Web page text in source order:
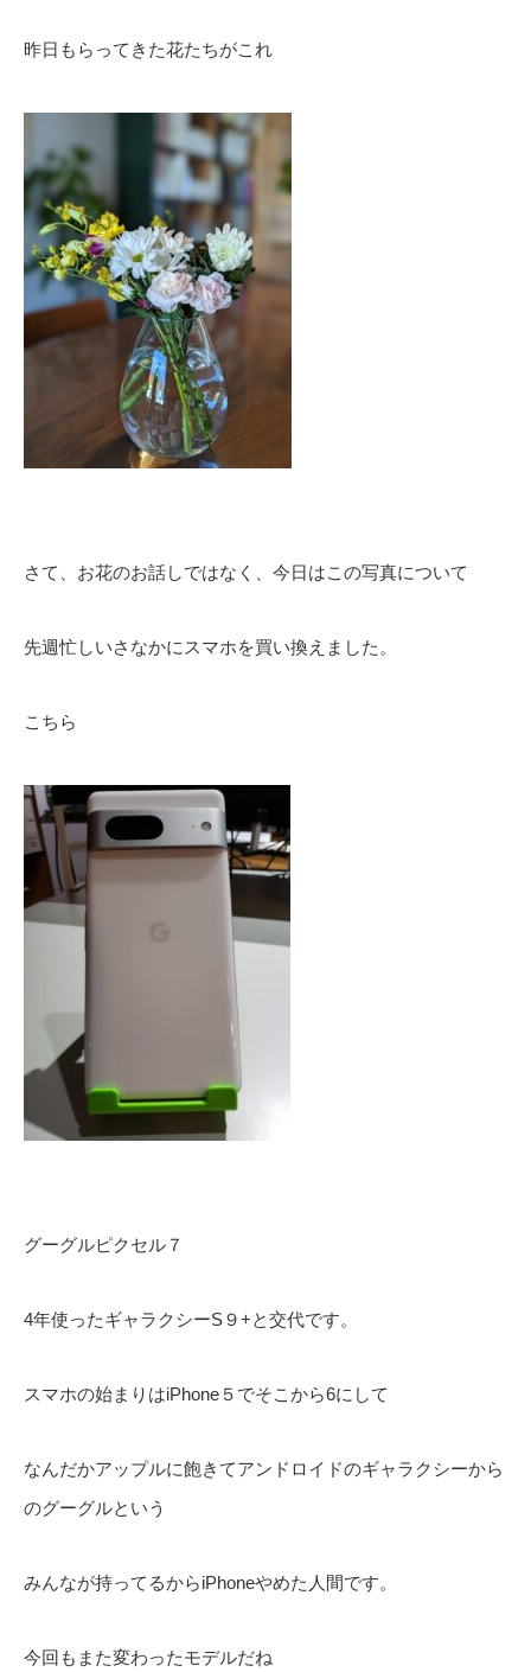
昨日もらってきた花たちがこれ
さて、お花のお話しではなく、今日はこの写真について
先週忙しいさなかにスマホを買い換えました。
こちら
グーグルピクセル７
4年使ったギャラクシーS９+と交代です。
スマホの始まりはiPhone５でそこから6にして
なんだかアップルに飽きてアンドロイドのギャラクシーから
のグーグルという
みんなが持ってるからiPhoneやめた人間です。
今回もまた変わったモデルだね